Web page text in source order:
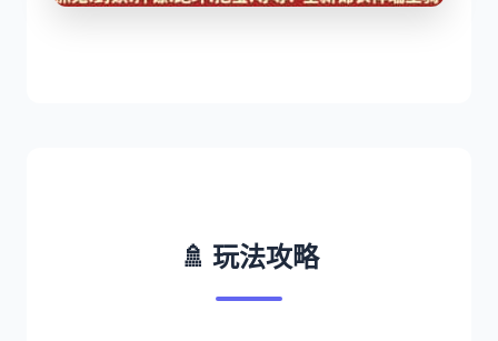
🚿 玩法攻略